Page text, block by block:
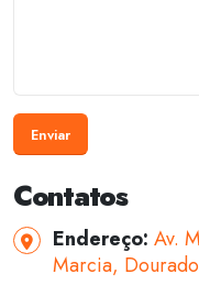
Enviar
Contatos
Endereço: Av.
Marcia,